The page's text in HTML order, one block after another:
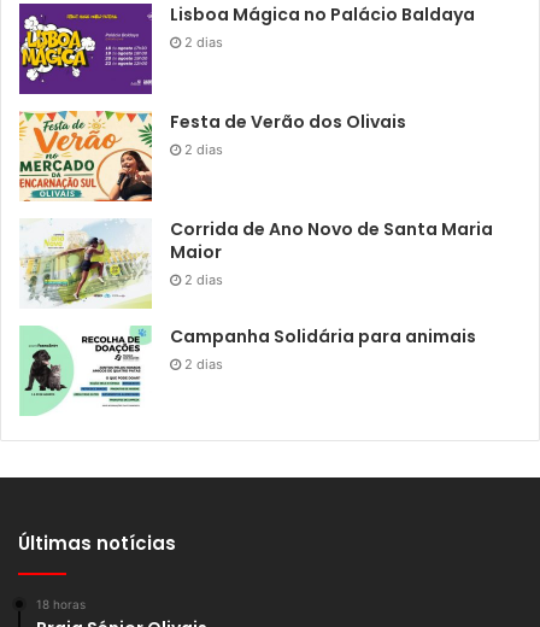
Lisboa Mágica no Palácio Baldaya
2 dias
Festa de Verão dos Olivais
2 dias
Corrida de Ano Novo de Santa Maria
Maior
2 dias
Campanha Solidária para animais
2 dias
Últimas notícias
18 horas